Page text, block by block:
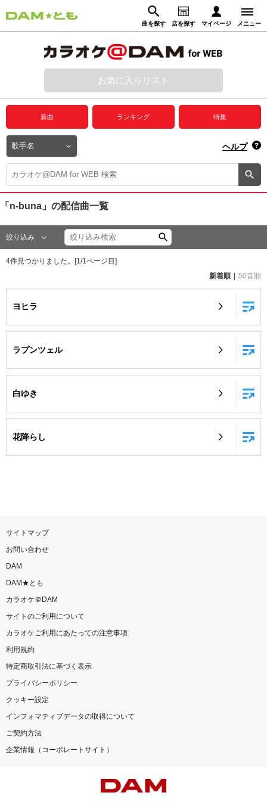
曲を探す 店を探す マイページ メニュー
動画からさがす 録音からさがす
ログイン
プレミアムサービス
DAM★とも動画
DAM★とも録音
カラオケ＠DAM
ユーザー検索
DAMの新曲・ランキングなど
自宅でカラオケ歌い放題！
お気に入りリスト
新曲 ランキング 特集
ヘルプ
「n-buna」 の配信曲一覧
絞り込み
4件見つかりました。[1 /1 ページ目]
新着順
50音順
ヨヒラ
ラプンツェル
白ゆき
花降らし
サイトマップ
お問い合わせ
DAM
DAM★とも
カラオケ＠DAM
サイトのご利用について
カラオケご利用にあたっての注意事項
利用規約
特定商取引法に基づく表示
プライバシーポリシー
クッキー設定
インフォマティブデータの取得について
ご契約方法
企業情報（コーポレートサイト）